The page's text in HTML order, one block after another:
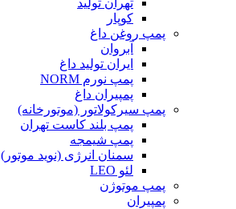
تهران تولید
کوپار
پمپ روغن داغ
آبروان
ایران تولید داغ
پمپ نورم NORM
پمپیران داغ
پمپ سیرکولاتور (موتورخانه)
پمپ بلند کاست تهران
پمپ شیمجه
سمنان انرژی (نوید موتور)
لئو LEO
پمپ موتوژن
پمپیران